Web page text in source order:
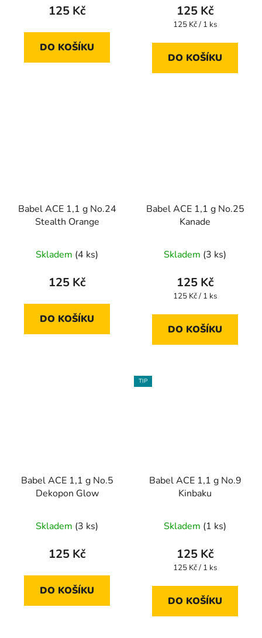
125 Kč
DO KOŠÍKU
125 Kč
Měrná
125 Kč / 1 ks
DO KOŠÍKU
Babel ACE 1,1 g No.24
Stealth Orange
Skladem (4 ks)
125 Kč
DO KOŠÍKU
Babel ACE 1,1 g No.25
Kanade
Skladem (3 ks)
125 Kč
Měrná
125 Kč / 1 ks
DO KOŠÍKU
Babel ACE 1,1 g No.5
Dekopon Glow
Skladem (3 ks)
125 Kč
DO KOŠÍKU
TIP
Babel ACE 1,1 g No.9
Kinbaku
Skladem (1 ks)
125 Kč
Měrná
125 Kč / 1 ks
DO KOŠÍKU